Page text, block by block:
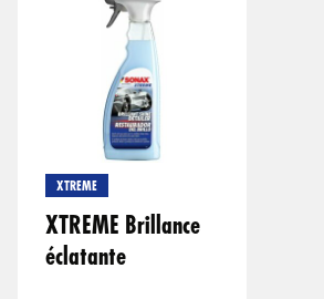
XTREME
XTREME Brillance
éclatante